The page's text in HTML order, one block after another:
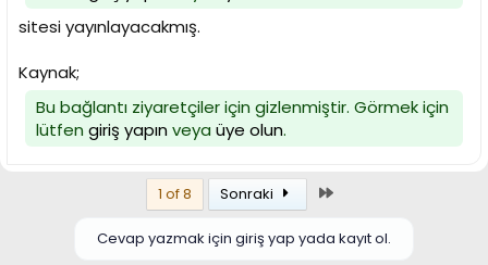
sitesi yayınlayacakmış.
Kaynak;
Bu bağlantı ziyaretçiler için gizlenmiştir. Görmek için
lütfen giriş yapınveya üye olun.
1 of 8 Sonraki
Cevap yazmak için giriş yap yada kayıt ol.